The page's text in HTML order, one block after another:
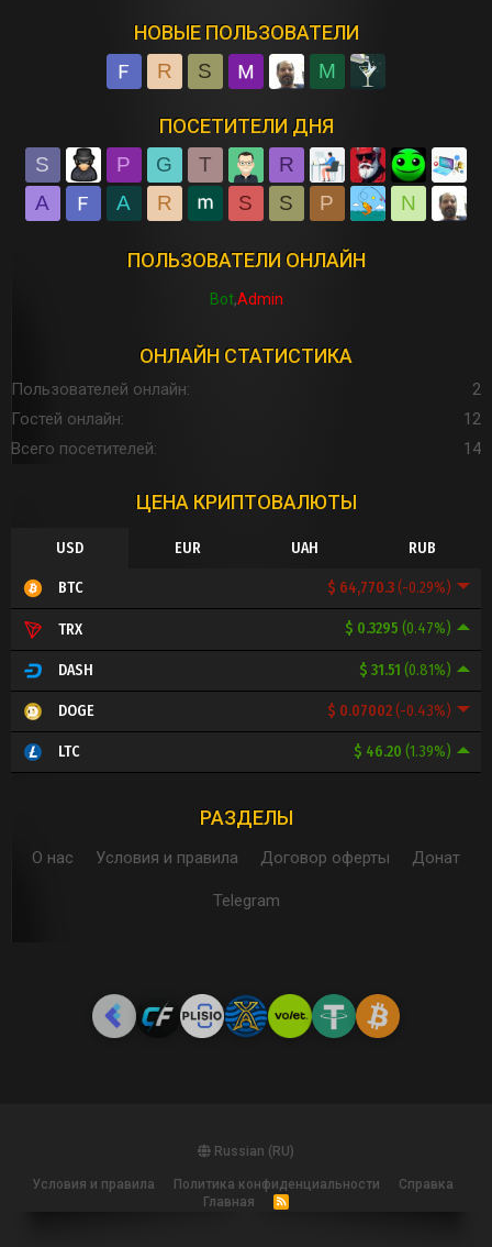
НОВЫЕ ПОЛЬЗОВАТЕЛИ
R S M
ПОСЕТИТЕЛИ ДНЯ
S P G T
R
A
A R S S P N
ПОЛЬЗОВАТЕЛИ ОНЛАЙН
Bot Admin
ОНЛАЙН СТАТИСТИКА
Пользователей онлайн
2
Гостей онлайн
12
Всего посетителей
14
ЦЕНА КРИПТОВАЛЮТЫ
USD EUR UAH RUB
$ 64,770.3(-0.29%)
BTC
$ 0.3295 (0.47%)
TRX
$ 31.51 (0.81%)
DASH
$ 0.07002(-0.43%)
DOGE
$ 46.20 (1.39%)
LTC
РАЗДЕЛЫ
О нас Условия и правила Договор оферты Донат
Telegram
Russian (RU)
Условия и правила Политика конфиденциальности
Справка
Главная
R